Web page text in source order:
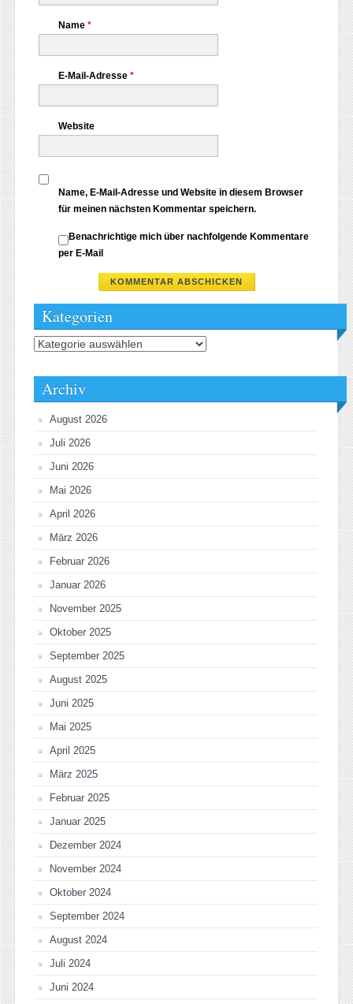
Name *
E-Mail-Adresse *
Website
Name, E-Mail-Adresse und Website in diesem Browser
für meinen nächsten Kommentar speichern.
Benachrichtige mich über nachfolgende Kommentare
per E-Mail
Kategorien
Kategorien
Archiv
August 2026
Juli 2026
Juni 2026
Mai 2026
April 2026
März 2026
Februar 2026
Januar 2026
November 2025
Oktober 2025
September 2025
August 2025
Juni 2025
Mai 2025
April 2025
März 2025
Februar 2025
Januar 2025
Dezember 2024
November 2024
Oktober 2024
September 2024
August 2024
Juli 2024
Juni 2024